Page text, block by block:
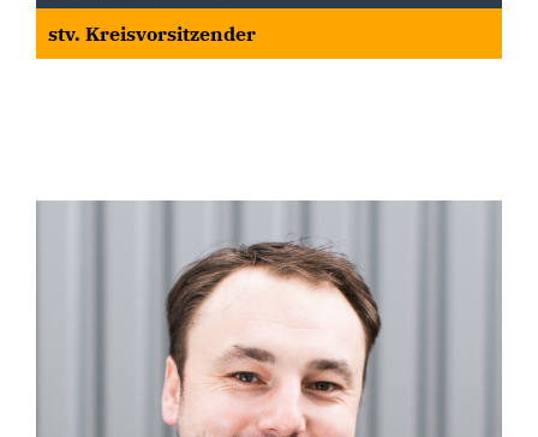
stv. Kreisvorsitzender